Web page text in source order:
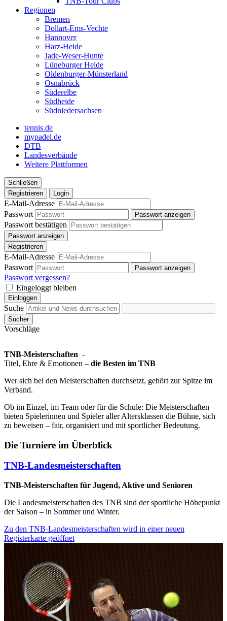
Regionen
Bremen
Dollart-Ems-Vechte
Hannover
Harz-Heide
Jade-Weser-Hunte
Lüneburger Heide
Oldenburger-Münsterland
Osnabrück
Süderelbe
Südheide
Südniedersachsen
tennis.de
mypadel.de
DTB
Landesverbände
Weitere Plattformen
Schließen
Registrieren
Login
E-Mail-Adresse
Passwort
Passwort anzeigen
Passwort bestätigen
Passwort anzeigen
Registrieren
E-Mail-Adresse
Passwort
Passwort anzeigen
Passwort vergessen?
Eingeloggt bleiben
Einloggen
Suche
Sucher
Vorschläge
TNB-Meisterschaften -
Titel, Ehre & Emotionen – die Besten im TNB
Wer sich bei den Meisterschaften durchsetzt, gehört zur Spitze im
Verband.
Ob im Einzel, im Team oder für die Schule: Die Meisterschaften
bieten Spielerinnen und Spieler aller Altersklassen die Bühne, sich
zu beweisen – fair, organisiert und mit sportlicher Bedeutung.
Die Turniere im Überblick
TNB-Landesmeisterschaften
TNB-Meisterschaften für Jugend, Aktive und Senioren
Die Landesmeisterschaften des TNB sind der sportliche Höhepunkt
der Saison – in Sommer und Winter.
Zu den TNB-Landesmeisterschaften wird in einer neuen
Registerkarte geöffnet